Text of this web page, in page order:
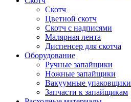
Скотч
Цветной скотч
Скотч с надписями
Малярная лента
Диспенсер для скотча
Оборудование
Ручные запайщики
Ножные запайщики
Вакуумные упаковщики
Запчасти к запайщикам